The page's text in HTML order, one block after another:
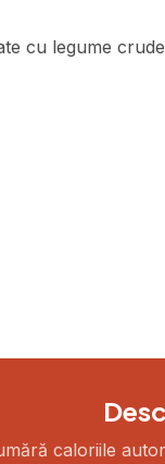
cu legume
caloriile